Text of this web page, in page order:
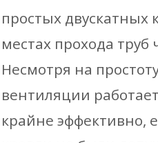
простых
местах прохода труб
Несмотря на
вентиляции
крайне эффективно,